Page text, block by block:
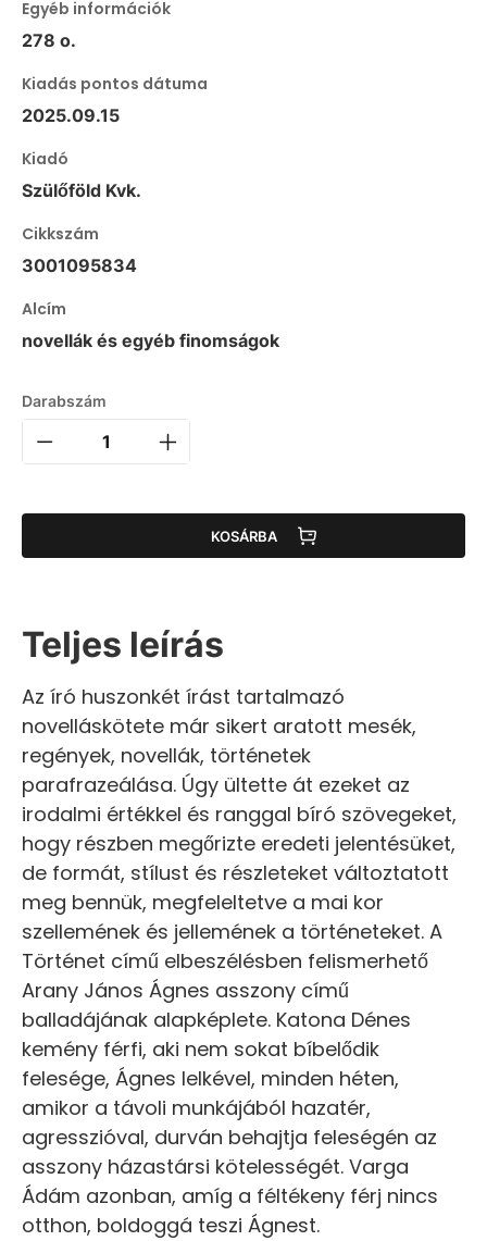
Egyéb információk
278 o.
Kiadás pontos dátuma
2025.09.15
Kiadó
Szülőföld Kvk.
Cikkszám
3001095834
Alcím
novellák és egyéb finomságok
Darabszám
KOSÁRBA
Teljes leírás
Az író huszonkét írást tartalmazó
novelláskötete már sikert aratott mesék,
regények, novellák, történetek
parafrazeálása. Úgy ültette át ezeket az
irodalmi értékkel és ranggal bíró szövegeket,
hogy részben megőrizte eredeti jelentésüket,
de formát, stílust és részleteket változtatott
meg bennük, megfeleltetve a mai kor
szellemének és jellemének a történeteket. A
Történet című elbeszélésben felismerhető
Arany János Ágnes asszony című
balladájának alapképlete. Katona Dénes
kemény férfi, aki nem sokat bíbelődik
felesége, Ágnes lelkével, minden héten,
amikor a távoli munkájából hazatér,
agresszióval, durván behajtja feleségén az
asszony házastársi kötelességét. Varga
Ádám azonban, amíg a féltékeny férj nincs
otthon, boldoggá teszi Ágnest.